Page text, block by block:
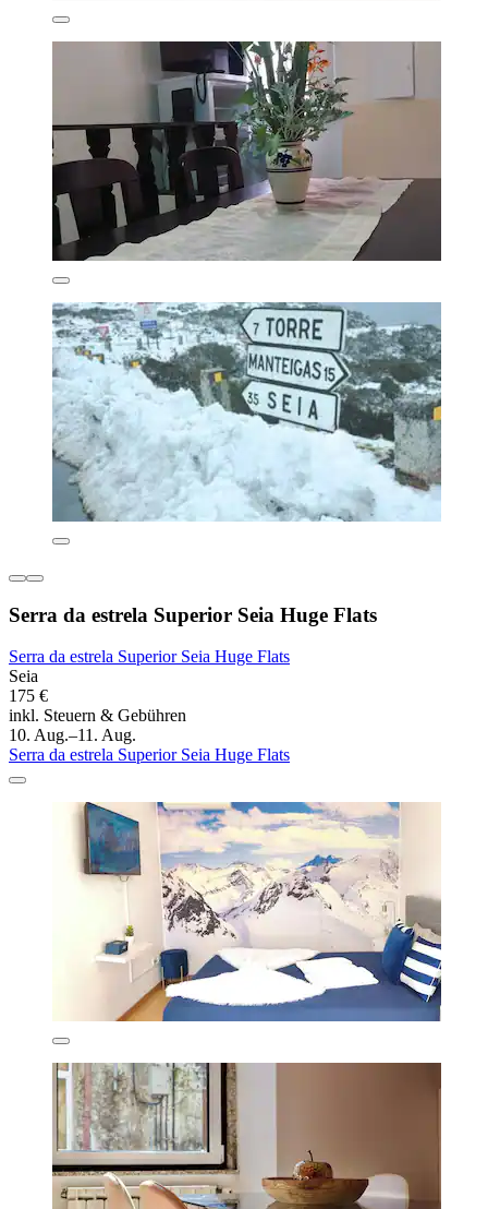
Serra da estrela Superior Seia Huge Flats
Serra da estrela Superior Seia Huge Flats
Seia
175 €
inkl. Steuern & Gebühren
10. Aug.–11. Aug.
Serra da estrela Superior Seia Huge Flats